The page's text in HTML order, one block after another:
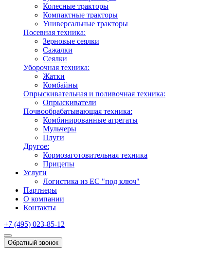
Колесные тракторы
Компактные тракторы
Универсальные тракторы
Посевная техника:
Зерновые сеялки
Сажалки
Сеялки
Уборочная техника:
Жатки
Комбайны
Опрыскивательная и поливочная техника:
Опрыскиватели
Почвообрабатывающая техника:
Комбинированные агрегаты
Мульчеры
Плуги
Другое:
Кормозаготовительная техника
Прицепы
Услуги
Логистика из ЕС "под ключ"
Партнеры
О компании
Контакты
+7 (495) 023-85-12
Обратный звонок